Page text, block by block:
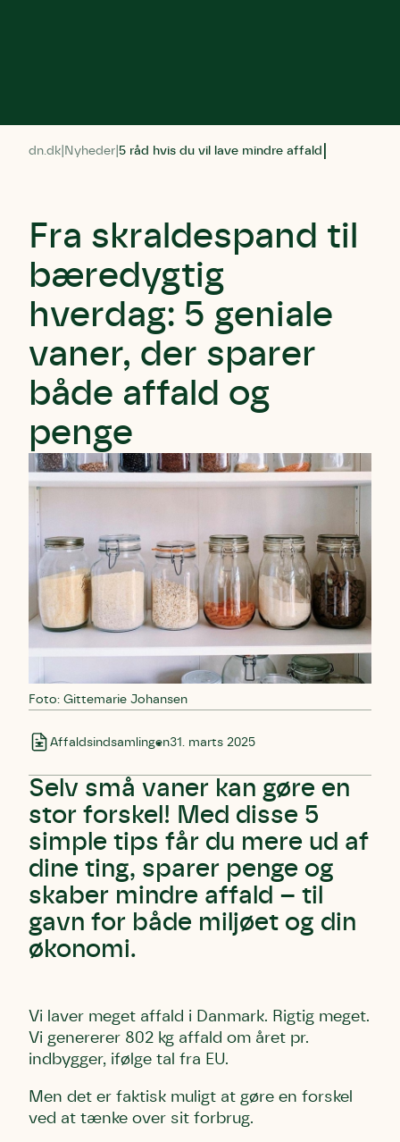
dn.dk Nyheder 5 råd hvis du vil lave mindre affald
Fra skraldespand til
bæredygtig
hverdag: 5 geniale
vaner, der sparer
både affald og
penge
Foto: Gittemarie Johansen
Affaldsindsamlingen31. marts 2025
Selv små vaner kan gøre en
stor forskel! Med disse 5
simple tips får du mere ud af
dine ting, sparer penge og
skaber mindre affald – til
gavn for både miljøet og din
økonomi.
Vi laver meget affald i Danmark. Rigtig meget.
Vi genererer 802 kg affald om året pr.
indbygger, ifølge tal fra EU.
Men det er faktisk muligt at gøre en forskel
ved at tænke over sit forbrug.